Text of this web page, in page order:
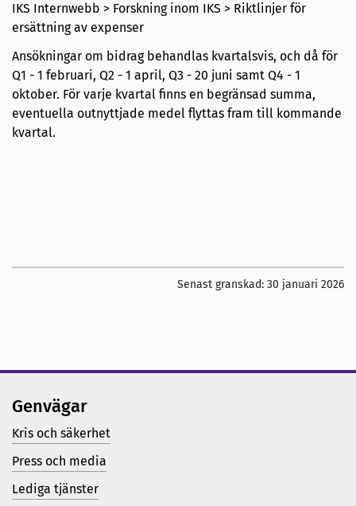
IKS Internwebb > Forskning inom IKS > Riktlinjer för
ersättning av expenser
Ansökningar om bidrag behandlas kvartalsvis, och då för
Q1 - 1 februari, Q2 - 1 april, Q3 - 20 juni samt Q4 - 1
oktober. För varje kvartal finns en begränsad summa,
eventuella outnyttjade medel flyttas fram till kommande
kvartal.
Senast granskad: 30 januari 2026
Genvägar
Kris och säkerhet
Press och media
Lediga tjänster